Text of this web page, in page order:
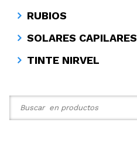
RUBIOS
SOLARES CAPILARES
TINTE NIRVEL